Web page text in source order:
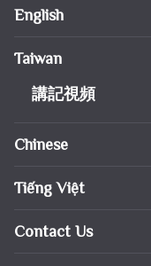
English
Taiwan
講記視頻
Chinese
Tiếng Việt
Contact Us